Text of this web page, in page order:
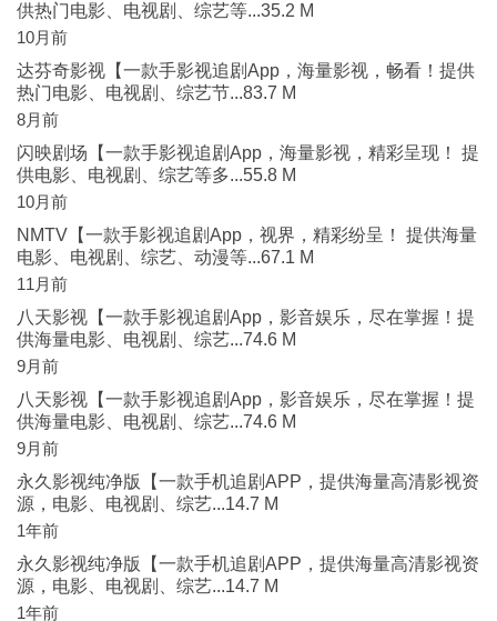
供热门电影、电视剧、综艺等...35.2 M
10月前
达芬奇影视【一款手影视追剧App，海量影视，畅看！提供
热门电影、电视剧、综艺节...83.7 M
8月前
闪映剧场【一款手影视追剧App，海量影视，精彩呈现！ 提
供电影、电视剧、综艺等多...55.8 M
10月前
NMTV【一款手影视追剧App，视界，精彩纷呈！ 提供海量
电影、电视剧、综艺、动漫等...67.1 M
11月前
八天影视【一款手影视追剧App，影音娱乐，尽在掌握！提
供海量电影、电视剧、综艺...74.6 M
9月前
八天影视【一款手影视追剧App，影音娱乐，尽在掌握！提
供海量电影、电视剧、综艺...74.6 M
9月前
永久影视纯净版【一款手机追剧APP，提供海量高清影视资
源，电影、电视剧、综艺...14.7 M
1年前
永久影视纯净版【一款手机追剧APP，提供海量高清影视资
源，电影、电视剧、综艺...14.7 M
1年前